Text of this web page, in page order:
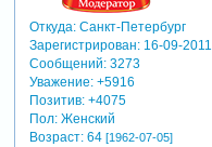
Откуда:Санкт-Петербург
Зарегистрирован: 16-09-2011
Сообщений:3273
Уважение: +5916
Позитив: +4075
Пол:Женский
Возраст:64 [1962-07-05]